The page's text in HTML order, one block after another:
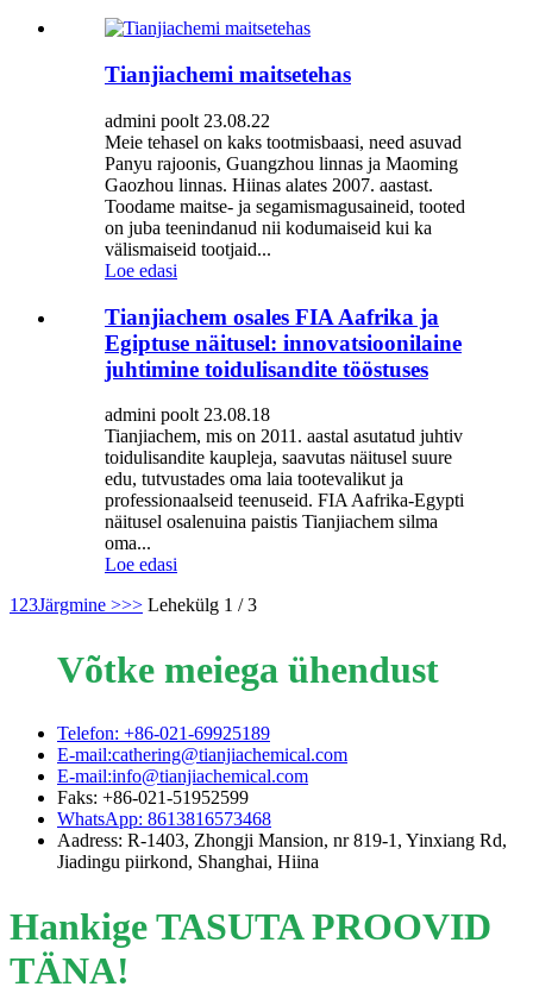
Tianjiachemi maitsetehas
admini poolt 23.08.22
Meie tehasel on kaks tootmisbaasi, need asuvad
Panyu rajoonis, Guangzhou linnas ja Maoming
Gaozhou linnas. Hiinas alates 2007. aastast.
Toodame maitse- ja segamismagusaineid, tooted
on juba teenindanud nii kodumaiseid kui ka
välismaiseid tootjaid...
Loe edasi
Tianjiachem osales FIA Aafrika ja
Egiptuse näitusel: innovatsioonilaine
juhtimine toidulisandite tööstuses
admini poolt 23.08.18
Tianjiachem, mis on 2011. aastal asutatud juhtiv
toidulisandite kaupleja, saavutas näitusel suure
edu, tutvustades oma laia tootevalikut ja
professionaalseid teenuseid. FIA Aafrika-Egypti
näitusel osalenuina paistis Tianjiachem silma
oma...
Loe edasi
1 23Järgmine >>> Lehekülg 1 / 3
Võtke meiega ühendust
Telefon: +86-021-69925189
E-mail:cathering@tianjiachemical.com
E-mail:info@tianjiachemical.com
Faks: +86-021-51952599
WhatsApp: 8613816573468
Aadress: R-1403, Zhongji Mansion, nr 819-1, Yinxiang Rd,
Jiadingu piirkond, Shanghai, Hiina
Hankige TASUTA PROOVID
TÄNA!